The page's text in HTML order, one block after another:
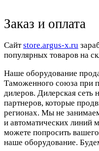
Заказ и оплата
Cайтstore.argus-x.ru
популярных товаров на
Наше оборудование
Таможенного союза при
дилеров. Дилерская сеть
партнеров, которые
регионах. Мы не
и автоматических
можете попросить
наше оборудование.